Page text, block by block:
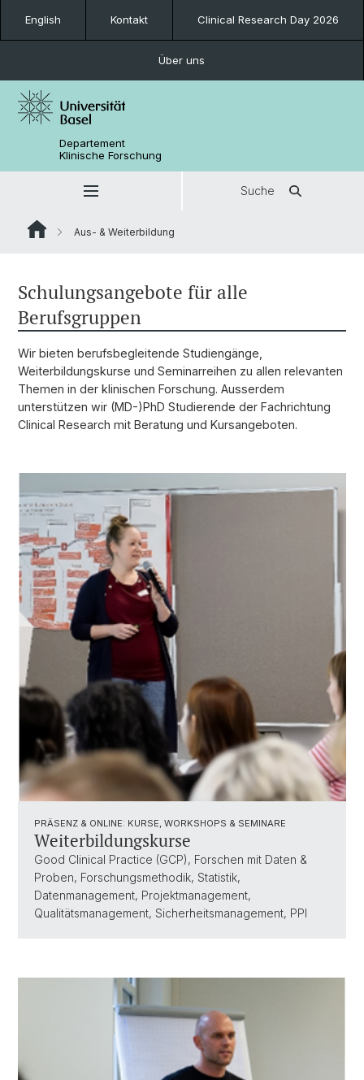
English Kontakt Clinical Research Day 2026
Über uns
Departement
Klinische Forschung
Suche
Aus- & Weiterbildung
Schulungsangebote für alle
Berufsgruppen
Wir bieten berufsbegleitende Studiengänge,
Weiterbildungskurse und Seminarreihen zu allen relevanten
Themen in der klinischen Forschung. Ausserdem
unterstützen wir (MD-)PhD Studierende der Fachrichtung
Clinical Research mit Beratung und Kursangeboten.
PRÄSENZ & ONLINE: KURSE, WORKSHOPS & SEMINARE
Weiterbildungskurse
Good Clinical Practice (GCP), Forschen mit Daten &
Proben, Forschungsmethodik, Statistik,
Datenmanagement, Projektmanagement,
Qualitätsmanagement, Sicherheitsmanagement, PPI